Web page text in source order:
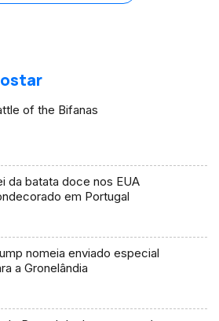
of the Bifanas
da batata doce nos EUA
em Portugal
nomeia enviado especial
a Gronelândia